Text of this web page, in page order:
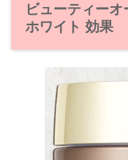
ビューティー
ホワイト 効果